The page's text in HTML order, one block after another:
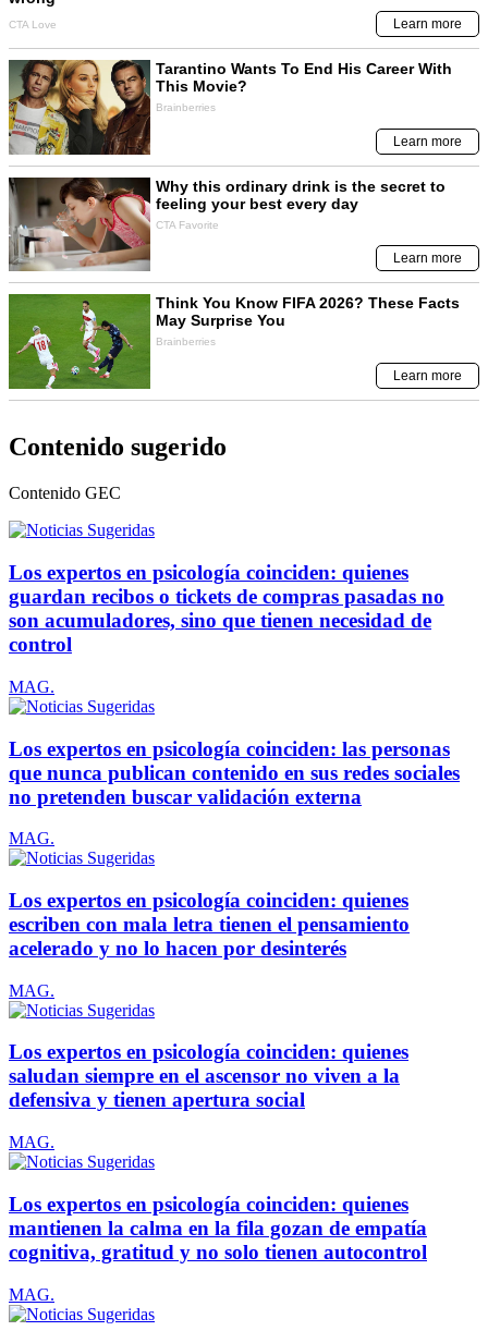
Contenido sugerido
Contenido GEC
Los expertos en psicología coinciden: quienes
guardan recibos o tickets de compras pasadas no
son acumuladores, sino que tienen necesidad de
control
MAG.
Los expertos en psicología coinciden: las personas
que nunca publican contenido en sus redes sociales
no pretenden buscar validación externa
MAG.
Los expertos en psicología coinciden: quienes
escriben con mala letra tienen el pensamiento
acelerado y no lo hacen por desinterés
MAG.
Los expertos en psicología coinciden: quienes
saludan siempre en el ascensor no viven a la
defensiva y tienen apertura social
MAG.
Los expertos en psicología coinciden: quienes
mantienen la calma en la fila gozan de empatía
cognitiva, gratitud y no solo tienen autocontrol
MAG.